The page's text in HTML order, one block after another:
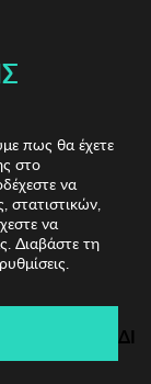
Γυναικείο
δευτ.
πως θα έχετε
στο
να
στατιστικών,
να
Διαβάστε τη